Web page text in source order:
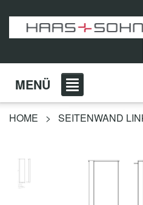
MENÜ
HOME > SEITENWAND